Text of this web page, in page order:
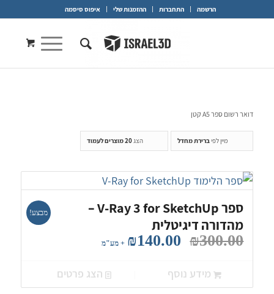
הרשמה התחברות ההזמנות שלי איפוס סיסמה
דואר רשום ספר A5 קטן
מיין לפיברירת מחדל הצג20 מוצרים לעמוד
ספר V-Ray 3 for SketchUp –
מהדורה דיגיטלית
₪300.00
המחיר
היה:
₪300.00.
₪140.00 המחיר
הוא:
₪140.00.
+ מע"מ
מבצע!
מידע נוסף הצג פרטים